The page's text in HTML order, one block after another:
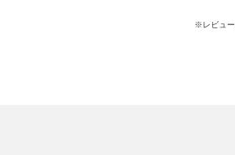
※レビュー